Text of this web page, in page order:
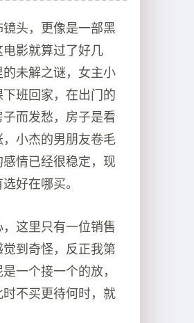
头，更像是一部黑
影就算过了好几
未解之谜，女主小
班回家，在出门的
而发愁，房子是看
小杰的男朋友卷毛
情已经很稳定，现
好在哪买。
这里只有一位销售
到奇怪，反正我第
一个接一个的放，
不买更待何时，就